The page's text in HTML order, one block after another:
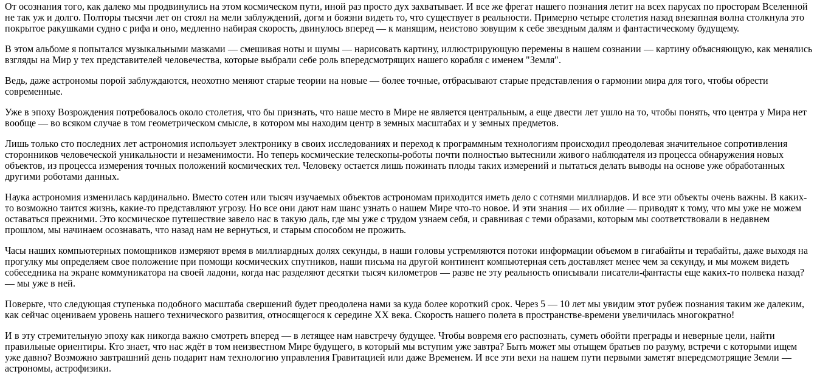
От осознания того, как далеко мы продвинулись на этом космическом пути, иной раз просто дух захватывает. И все же фрегат нашего познания летит на всех парусах по просторам Вселенной
не так уж и долго. Полторы тысячи лет он стоял на мели заблуждений, догм и боязни видеть то, что существует в реальности. Примерно четыре столетия назад внезапная волна столкнула это
покрытое ракушками судно с рифа и оно, медленно набирая скорость, двинулось вперед — к манящим, неистово зовущим к себе звездным далям и фантастическому будущему.
В этом альбоме я попытался музыкальными мазками — смешивая ноты и шумы — нарисовать картину, иллюстрирующую перемены в нашем сознании — картину объясняющую, как менялись
взгляды на Мир у тех представителей человечества, которые выбрали себе роль впередсмотрящих нашего корабля с именем "Земля".
Ведь, даже астрономы порой заблуждаются, неохотно меняют старые теории на новые — более точные, отбрасывают старые представления о гармонии мира для того, чтобы обрести
современные.
Уже в эпоху Возрождения потребовалось около столетия, что бы признать, что наше место в Мире не является центральным, а еще двести лет ушло на то, чтобы понять, что центра у Мира нет
вообще — во всяком случае в том геометрическом смысле, в котором мы находим центр в земных масштабах и у земных предметов.
Лишь только сто последних лет астрономия использует электронику в своих исследованиях и переход к программным технологиям происходил преодолевая значительное сопротивления
сторонников человеческой уникальности и незаменимости. Но теперь космические телескопы-роботы почти полностью вытеснили живого наблюдателя из процесса обнаружения новых
объектов, из процесса измерения точных положений космических тел. Человеку остается лишь пожинать плоды таких измерений и пытаться делать выводы на основе уже обработанных
другими роботами данных.
Наука астрономия изменилась кардинально. Вместо сотен или тысяч изучаемых объектов астрономам приходится иметь дело с сотнями миллиардов. И все эти объекты очень важны. В каких-
то возможно таится жизнь, какие-то представляют угрозу. Но все они дают нам шанс узнать о нашем Мире что-то новое. И эти знания — их обилие — приводят к тому, что мы уже не можем
оставаться прежними. Это космическое путешествие завело нас в такую даль, где мы уже с трудом узнаем себя, и сравнивая с теми образами, которым мы соответствовали в недавнем
прошлом, мы начинаем осознавать, что назад нам не вернуться, и старым способом не прожить.
Часы наших компьютерных помощников измеряют время в миллиардных долях секунды, в наши головы устремляются потоки информации объемом в гигабайты и терабайты, даже выходя на
прогулку мы определяем свое положение при помощи космических спутников, наши письма на другой континент компьютерная сеть доставляет менее чем за секунду, и мы можем видеть
собеседника на экране коммуникатора на своей ладони, когда нас разделяют десятки тысяч километров — разве не эту реальность описывали писатели-фантасты еще каких-то полвека назад?
— мы уже в ней.
Поверьте, что следующая ступенька подобного масштаба свершений будет преодолена нами за куда более короткий срок. Через 5 — 10 лет мы увидим этот рубеж познания таким же далеким,
как сейчас оцениваем уровень нашего технического развития, относящегося к середине XX века. Скорость нашего полета в пространстве-времени увеличилась многократно!
И в эту стремительную эпоху как никогда важно смотреть вперед — в летящее нам навстречу будущее. Чтобы вовремя его распознать, суметь обойти преграды и неверные цели, найти
правильные ориентиры. Кто знает, что нас ждёт в том неизвестном Мире будущего, в который мы вступим уже завтра? Быть может мы отыщем братьев по разуму, встречи с которыми ищем
уже давно? Возможно завтрашний день подарит нам технологию управления Гравитацией или даже Временем. И все эти вехи на нашем пути первыми заметят впередсмотрящие Земли —
астрономы, астрофизики.